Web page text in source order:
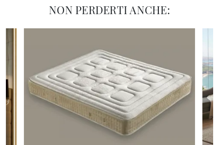
NON PERDERTI ANCHE: